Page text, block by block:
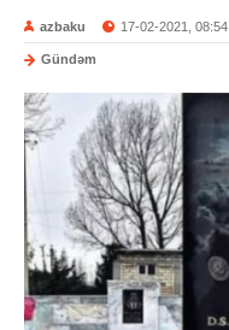
azbaku 17-02-2021, 08:54
Gündəm